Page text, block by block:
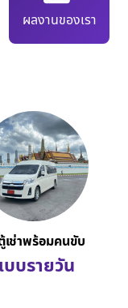
ผลงานของเรา
เช่าพร้อมคนขับ
บรายวัน